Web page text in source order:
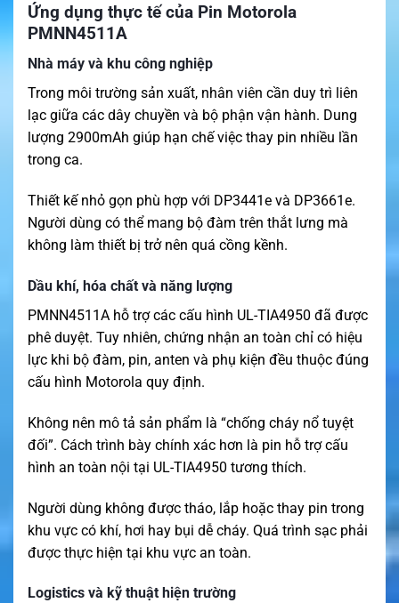
Ứng dụng thực tế của Pin Motorola
PMNN4511A
Nhà máy và khu công nghiệp
Trong môi trường sản xuất, nhân viên cần duy trì liên
lạc giữa các dây chuyền và bộ phận vận hành. Dung
lượng 2900mAh giúp hạn chế việc thay pin nhiều lần
trong ca.
Thiết kế nhỏ gọn phù hợp với DP3441e và DP3661e.
Người dùng có thể mang bộ đàm trên thắt lưng mà
không làm thiết bị trở nên quá cồng kềnh.
Dầu khí, hóa chất và năng lượng
PMNN4511A hỗ trợ các cấu hình UL-TIA4950 đã được
phê duyệt. Tuy nhiên, chứng nhận an toàn chỉ có hiệu
lực khi bộ đàm, pin, anten và phụ kiện đều thuộc đúng
cấu hình Motorola quy định.
Không nên mô tả sản phẩm là “chống cháy nổ tuyệt
đối”. Cách trình bày chính xác hơn là pin hỗ trợ cấu
hình an toàn nội tại UL-TIA4950 tương thích.
Người dùng không được tháo, lắp hoặc thay pin trong
khu vực có khí, hơi hay bụi dễ cháy. Quá trình sạc phải
được thực hiện tại khu vực an toàn.
Logistics và kỹ thuật hiện trường